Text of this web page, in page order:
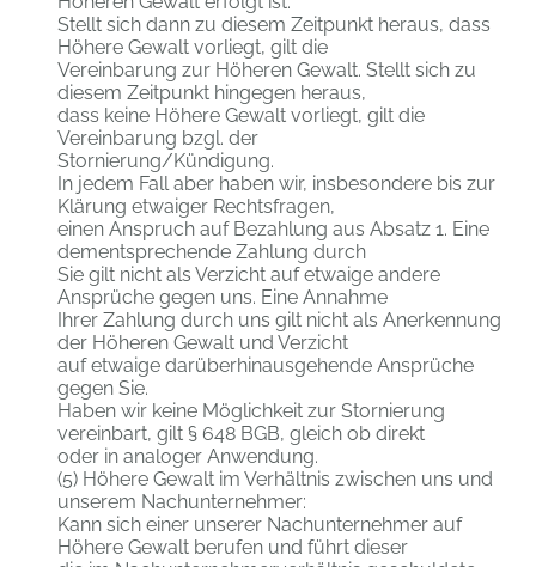
Stellt sich dann zu diesem Zeitpunkt heraus, dass
Höhere Gewalt vorliegt, gilt die
Vereinbarung zur Höheren Gewalt. Stellt sich zu
diesem Zeitpunkt hingegen heraus,
dass keine Höhere Gewalt vorliegt, gilt die
Vereinbarung bzgl. der
Stornierung/Kündigung.
In jedem Fall aber haben wir, insbesondere bis zur
Klärung etwaiger Rechtsfragen,
einen Anspruch auf Bezahlung aus Absatz 1. Eine
dementsprechende Zahlung durch
Sie gilt nicht als Verzicht auf etwaige andere
Ansprüche gegen uns. Eine Annahme
Ihrer Zahlung durch uns gilt nicht als Anerkennung
der Höheren Gewalt und Verzicht
auf etwaige darüberhinausgehende Ansprüche
gegen Sie.
Haben wir keine Möglichkeit zur Stornierung
vereinbart, gilt § 648 BGB, gleich ob direkt
oder in analoger Anwendung.
(5) Höhere Gewalt im Verhältnis zwischen uns und
unserem Nachunternehmer:
Kann sich einer unserer Nachunternehmer auf
Höhere Gewalt berufen und führt dieser